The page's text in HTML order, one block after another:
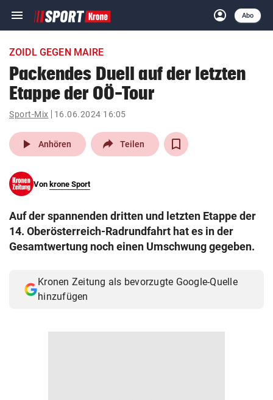
menu Navigation
ein-/ausklappen
account_circle
Anmelden
Abo
close Schließen
account_circle Anmelden
pin_drop
Wien arrow_right
search
eingeben
© Krone Multimedia GmbH & Co KG 2026
Muthgasse 2, 1190 Wien
ZOIDL GEGEN MAIRE
Packendes Duell auf der letzten
Etappe der OÖ-Tour
Sport-Mix 16.06.2024 16:05
play_arrow Anhören Teilen
Von krone Sport
Auf der spannenden dritten und letzten Etappe der
14. Oberösterreich-Radrundfahrt hat es in der
Gesamtwertung noch einen Umschwung gegeben.
Kronen Zeitung als bevorzugte Google-Quelle
hinzufügen